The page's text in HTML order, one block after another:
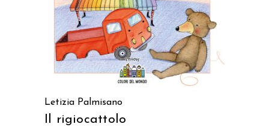
Letizia Palmisano
Il rigiocattolo